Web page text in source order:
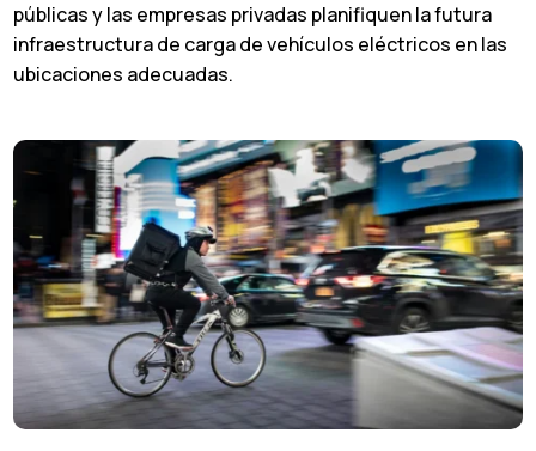
públicas y las empresas privadas planifiquen la futura
infraestructura de carga de vehículos eléctricos en las
ubicaciones adecuadas.